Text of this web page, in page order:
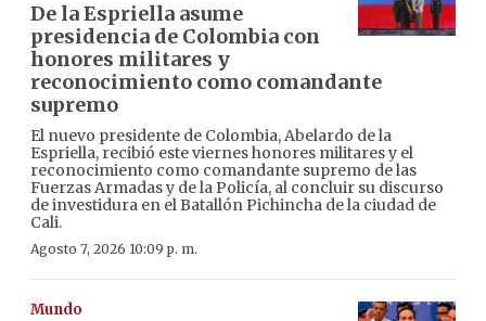
De la Espriella asume
presidencia de Colombia con
honores militares y
reconocimiento como comandante
supremo
El nuevo presidente de Colombia, Abelardo de la
Espriella, recibió este viernes honores militares y el
reconocimiento como comandante supremo de las
Fuerzas Armadas y de la Policía, al concluir su discurso
de investidura en el Batallón Pichincha de la ciudad de
Cali.
Agosto 7, 2026 10:09 p. m.
Mundo